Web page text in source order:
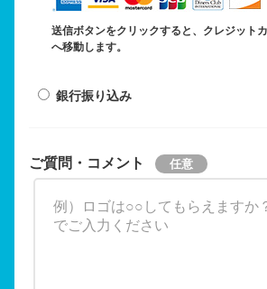
送信ボタンをクリックすると、クレジット
へ移動します。
銀行振り込み
ご質問・コメント